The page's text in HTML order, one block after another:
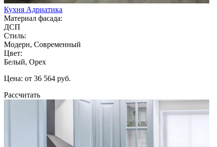
Кухня Адриатика
Материал фасада:
ДСП
Стиль:
Модерн, Современный
Цвет:
Белый, Орех
Цена: от 36 564 руб.
Рассчитать